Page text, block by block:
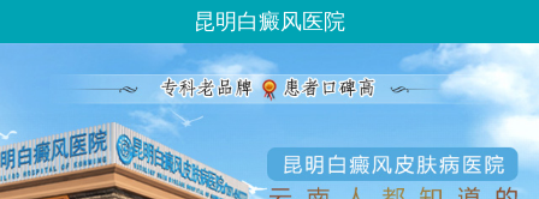
昆明白癜风医院